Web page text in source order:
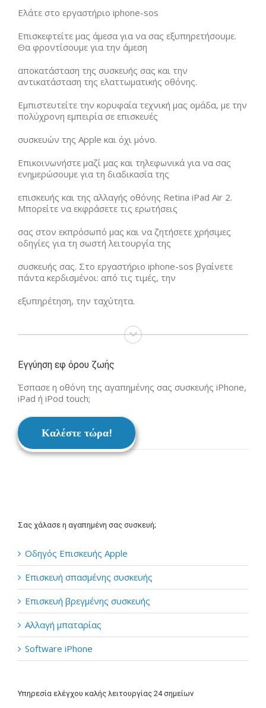
Ελάτε στο εργαστήριο iphone-sos
Επισκεφτείτε μας άμεσα για να σας εξυπηρετήσουμε.
Θα φροντίσουμε για την άμεση
αποκατάσταση της συσκευής σας και την
αντικατάσταση της ελαττωματικής οθόνης.
Εμπιστευτείτε την κορυφαία τεχνική μας ομάδα, με την
πολύχρονη εμπειρία σε επισκευές
συσκευών της Apple και όχι μόνο.
Επικοινωνήστε μαζί μας και τηλεφωνικά για να σας
ενημερώσουμε για τη διαδικασία της
επισκευής και της αλλαγής οθόνης Retina iPad Air 2.
Μπορείτε να εκφράσετε τις ερωτήσεις
σας στον εκπρόσωπό μας και να ζητήσετε χρήσιμες
οδηγίες για τη σωστή λειτουργία της
συσκευής σας. Στο εργαστήριο iphone-sos βγαίνετε
πάντα κερδισμένοι: από τις τιμές, την
εξυπηρέτηση, την ταχύτητα.
Εγγύηση εφ όρου ζωής
Έσπασε η οθόνη της αγαπημένης σας συσκευής iPhone,
iPad ή iPod touch;
Καλέστε τώρα!
Σας χάλασε η αγαπημένη σας συσκευή;
Οδηγός Επισκευής Apple
Επισκευή σπασμένης συσκευής
Επισκευή βρεγμένης συσκευής
Αλλαγή μπαταρίας
Software iPhone
Υπηρεσία ελέγχου καλής λειτουργίας 24 σημείων